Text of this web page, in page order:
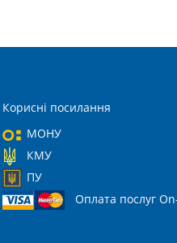
Корисні посилання
МОНУ
КМУ
ПУ
Оплата послуг